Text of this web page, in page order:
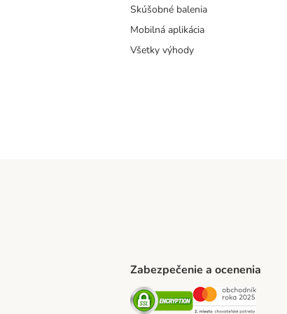
Skúšobné balenia
Mobilná aplikácia
Všetky výhody
Zabezpečenie a ocenenia
Security